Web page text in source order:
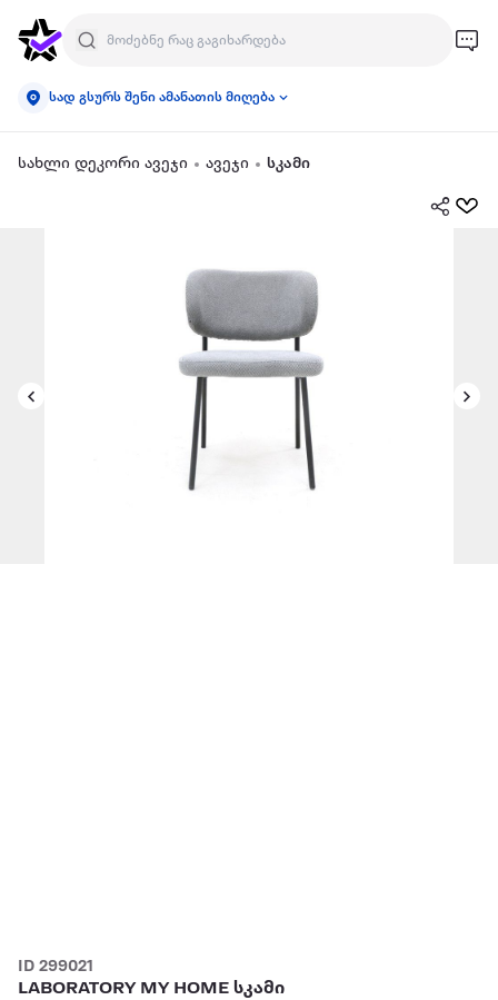
სად გსურს შენი ამანათის მიღება
სახლი დეკორი ავეჯი ავეჯი სკამი
ID 299021
LABORATORY MY HOME სკამი